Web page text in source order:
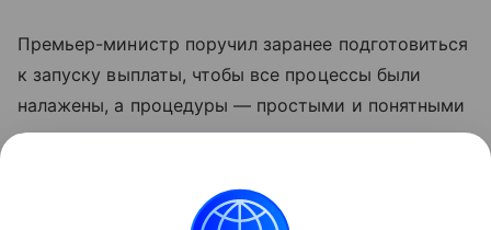
Премьер-министр поручил заранее подготовиться
к запуску выплаты, чтобы все процессы были
налажены, а процедуры — простыми и понятными
для граждан.
Прожиточный минимум в России на душу
населения сейчас составляет 17 733 рубля.